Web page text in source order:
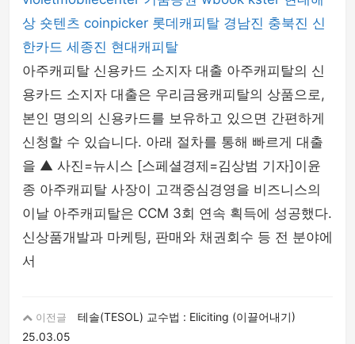
상 숏텐츠 coinpicker 롯데캐피탈 경남진 충북진 신
한카드 세종진 현대캐피탈
아주캐피탈 신용카드 소지자 대출 아주캐피탈의 신
용카드 소지자 대출은 우리금융캐피탈의 상품으로,
본인 명의의 신용카드를 보유하고 있으면 간편하게
신청할 수 있습니다. 아래 절차를 통해 빠르게 대출
을 ▲ 사진=뉴시스 [스페셜경제=김상범 기자]이윤
종 아주캐피탈 사장이 고객중심경영을 비즈니스의
이날 아주캐피탈은 CCM 3회 연속 획득에 성공했다.
신상품개발과 마케팅, 판매와 채권회수 등 전 분야에
서
이전글
테솔(TESOL) 교수법 : Eliciting (이끌어내기)
25.03.05